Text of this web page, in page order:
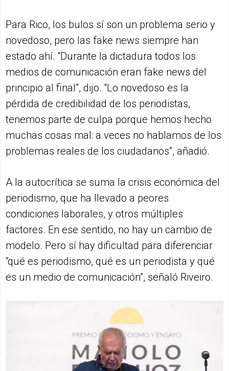
Para Rico, los bulos sí son un problema serio y
novedoso, pero las fake news siempre han
estado ahí. “Durante la dictadura todos los
medios de comunicación eran fake news del
principio al final”, dijo. “Lo novedoso es la
pérdida de credibilidad de los periodistas,
tenemos parte de culpa porque hemos hecho
muchas cosas mal: a veces no hablamos de los
problemas reales de los ciudadanos”, añadió.
A la autocrítica se suma la crisis económica del
periodismo, que ha llevado a peores
condiciones laborales, y otros múltiples
factores. En ese sentido, no hay un cambio de
modelo. Pero sí hay dificultad para diferenciar
“qué es periodismo, qué es un periodista y qué
es un medio de comunicación”, señaló Riveiro.